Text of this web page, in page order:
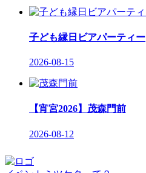
子ども縁日ビアパーティー
2026-08-15
【宵宮2026】茂森門前
2026-08-12